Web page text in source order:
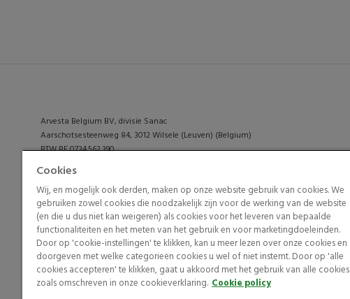
Arvesta Belgium BV, divisie Sanac
Aarschotsesteenweg 84, 3012 Wilsele (Leuven) (Belgium)
BTW BE 0734.562.390
RPR Leuven
info@osmo.be
© 2026 Arvesta. All rights reserved.
Terms & Conditions Cookie Policy Privacy Policy
Cookies
Wij, en mogelijk ook derden, maken op onze website gebruik van cookies. We
gebruiken zowel cookies die noodzakelijk zijn voor de werking van de website
(en die u dus niet kan weigeren) als cookies voor het leveren van bepaalde
functionaliteiten en het meten van het gebruik en voor marketingdoeleinden.
Door op 'cookie-instellingen' te klikken, kan u meer lezen over onze cookies en
doorgeven met welke categorieën cookies u wel of niet instemt. Door op 'alle
cookies accepteren' te klikken, gaat u akkoord met het gebruik van alle cookies
zoals omschreven in onze cookieverklaring. Cookie policy